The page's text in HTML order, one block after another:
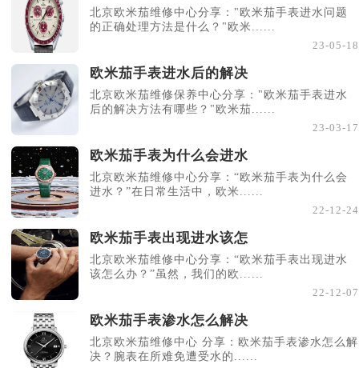
北京欧米茄维修中心分享："欧米茄手表进水问题
的正确处理方法是什么？"欧米......
23-05-18
欧米茄手表进水后的解决
北京欧米茄维修保养中心分享："欧米茄手表进水
后的解决方法有哪些？"欧米茄......
23-03-17
欧米茄手表为什么会进水
北京欧米茄维修中心分享：“欧米茄手表为什么会
进水？”在日常生活中，欧米......
22-12-24
欧米茄手表出现进水该怎
北京欧米茄维修中心分享：“欧米茄手表出现进水
该怎么办？”虽然，我们的欧......
22-12-07
欧米茄手表渗水怎么解决
北京欧米茄维修中心 分享：欧米茄手表渗水怎么解
决？腕表在所难免遭受水的......